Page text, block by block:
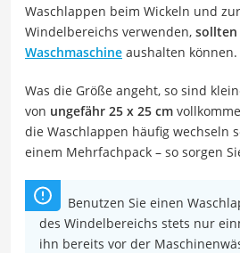
Waschlappen beim Wickeln und
Windelbereichs verwenden, sollten
Waschmaschine aushalten können.
Was die Größe angeht, so sind
von ungefähr 25 x 25 cm
die Waschlappen häufig wechseln
einem Mehrfachpack – so sorgen
Benutzen Sie einen
des Windelbereichs stets nur
ihn bereits vor der